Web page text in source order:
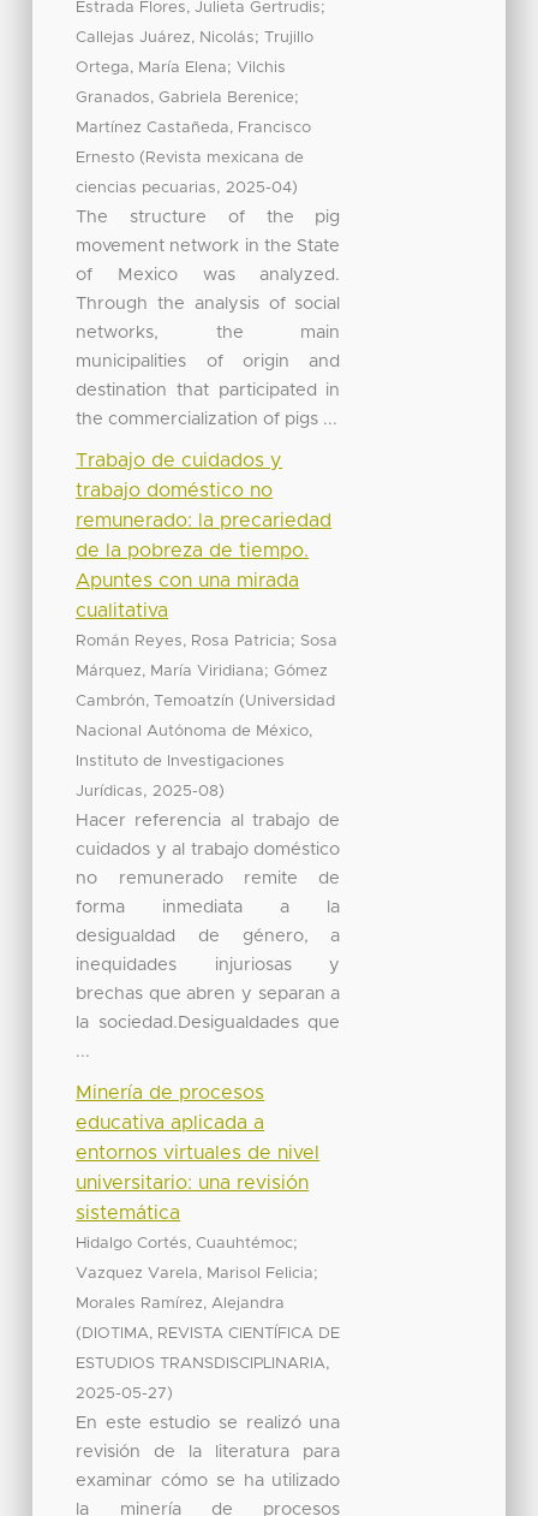
Estrada Flores, Julieta Gertrudis;
Callejas Juárez, Nicolás;Trujillo
Ortega, María Elena;Vilchis
Granados, Gabriela Berenice;
Martínez Castañeda, Francisco
Ernesto ( Revista mexicana de
ciencias pecuarias, 2025-04)
The structure of the pig
movement network in the State
of Mexico was analyzed.
Through the analysis of social
networks, the main
municipalities of origin and
destination that participated in
the commercialization of pigs ...
Trabajo de cuidados y
trabajo doméstico no
remunerado: la precariedad
de la pobreza de tiempo.
Apuntes con una mirada
cualitativa
Román Reyes, Rosa Patricia; Sosa
Márquez, María Viridiana;Gómez
Cambrón, Temoatzín (Universidad
Nacional Autónoma de México,
Instituto de Investigaciones
Jurídicas, 2025-08)
Hacer referencia al trabajo de
cuidados y al trabajo doméstico
no remunerado remite de
forma inmediata a la
desigualdad de género, a
inequidades injuriosas y
brechas que abren y separan a
la sociedad.Desigualdades que
...
Minería de procesos
educativa aplicada a
entornos virtuales de nivel
universitario: una revisión
sistemática
Hidalgo Cortés, Cuauhtémoc;
Vazquez Varela, Marisol Felicia;
Morales Ramírez, Alejandra
( DIOTIMA, REVISTA CIENTÍFICA DE
ESTUDIOS TRANSDISCIPLINARIA,
2025-05-27)
En este estudio se realizó una
revisión de la literatura para
examinar cómo se ha utilizado
la minería de procesos